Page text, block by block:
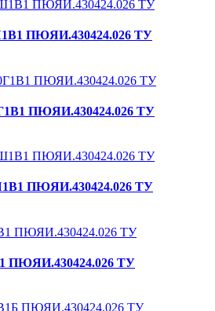
ПЮЯИ.430424.026 ТУ
ПЮЯИ.430424.026 ТУ
ПЮЯИ.430424.026 ТУ
ПЮЯИ.430424.026 ТУ